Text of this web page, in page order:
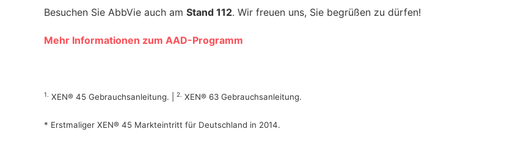
Besuchen Sie AbbVie auch am Stand 112. Wir freuen uns, Sie begrüßen zu dürfen!
Mehr Informationen zum AAD-Programm
1. XEN® 45 Gebrauchsanleitung. | 2. XEN® 63 Gebrauchsanleitung.
* Erstmaliger XEN® 45 Markteintritt für Deutschland in 2014.